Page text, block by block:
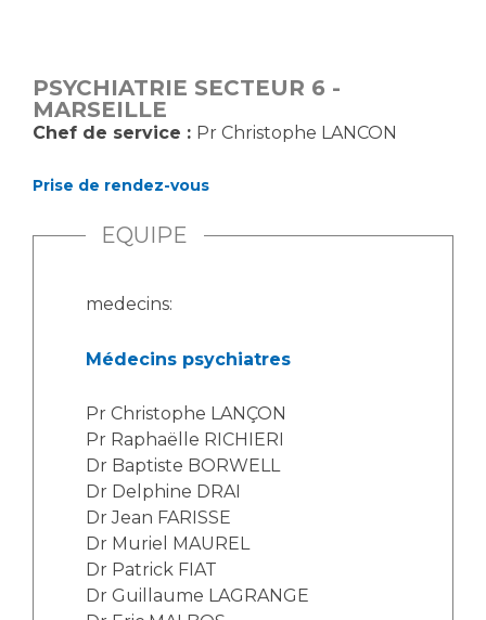
Cancer
Médecine nucléaire
Maladies rares
Vos représentants
La Commission Des Usagers (CDU)
Les Comités Locaux des Usagers
Cancérologie
Les pôles d'activité médicale
Adresser un examen au Laboratoire d'Infectiologie
Centres de référence Maladies Rares
Dossiers de presse
Médiathèque
Fournisseurs
Rôles et missions
PSYCHIATRIE SECTEUR 6 -
MARSEILLE
Chef de service : Pr Christophe LANCON
Prise de rendez-vous
EQUIPE
medecins:
Médecins psychiatres
Pr Christophe LANÇON
Pr Raphaëlle RICHIERI
Dr Baptiste BORWELL
Dr Delphine DRAI
Dr Jean FARISSE
Dr Muriel MAUREL
Dr Patrick FIAT
Dr Guillaume LAGRANGE